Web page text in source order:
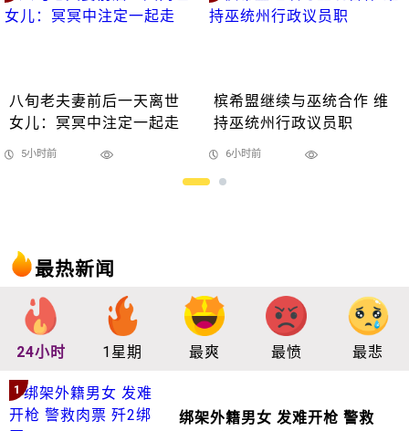
八旬老夫妻前后一天离世
女儿：冥冥中注定一起走
5小时前
槟希盟继续与巫统合作 维
持巫统州行政议员职
6小时前
最热新闻
24小时 1星期 最爽 最愤 最悲
1
绑架外籍男女 发难开枪 警救